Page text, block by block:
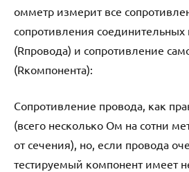
омметр измерит все
сопротивления соединительных
(Rпровода) и сопротивление
(Rкомпонента):
Сопротивление провода, как
(всего несколько Ом на сотни
от сечения), но, если провода
тестируемый компонент имеет